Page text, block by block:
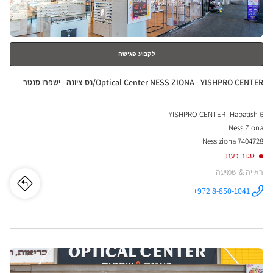
נוסף
לקבוע פגישה
חנות:
Optical Center NESS ZIONA - YISHPRO CENTER/נס ציונה - ישפרו סנטר
YISHPRO CENTER- Hapatish 6
Ness Ziona
7404728 Ness ziona
סגור כעת
ראייה & שמיעה
התקשר לחנות
YISHPRO
סנטר ב
+972 8-850-1041 לו"ז
לחץ
ENTER